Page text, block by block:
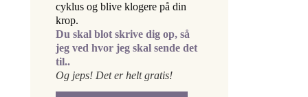
cyklus og blive klogere på din
krop.
Du skal blot skrive dig op, så
jeg ved hvor jeg skal sende det
til..
Og jeps! Det er helt gratis!